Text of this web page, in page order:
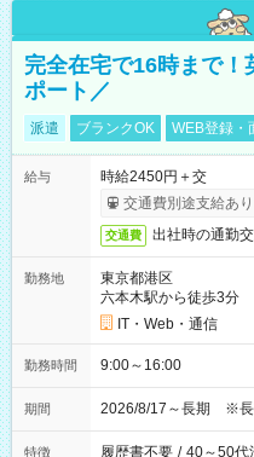
完全在宅で16時まで
ポート／
派遣 ブランクOK WEB登録・
給与
時給2450円＋交
交通費別途支給あり
交通費 出社時の通勤
勤務地
東京都港区
六本木駅から徒歩3分
IT・Web・通信
勤務時間 9:00～16:00
期間 2026/8/17～長期 ※
特徴 履歴書不要 / 40～50代